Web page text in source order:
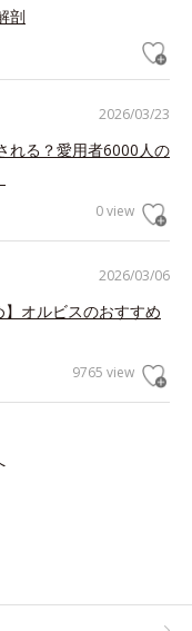
剖
2026/03/23
れる？愛用者6000人の
0 view
2026/03/06
】オルビスのおすすめ
9765 view